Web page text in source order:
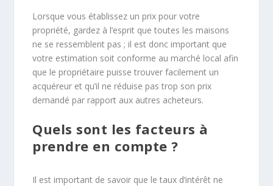
Lorsque vous établissez un prix pour votre
propriété, gardez à l’esprit que toutes les maisons
ne se ressemblent pas ; il est donc important que
votre estimation soit conforme au marché local afin
que le propriétaire puisse trouver facilement un
acquéreur et qu’il ne réduise pas trop son prix
demandé par rapport aux autres acheteurs.
Quels sont les facteurs à
prendre en compte ?
Il est important de savoir que le taux d’intérêt ne